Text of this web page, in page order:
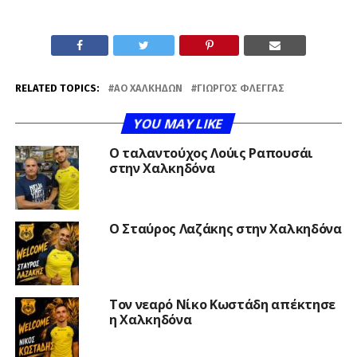
RELATED TOPICS: ΑΟ ΧΑΛΚΗΔΏΝ ΓΙΏΡΓΟΣ ΦΛΈΓΓΑΣ
YOU MAY LIKE
Ο ταλαντούχος Λούις Ραπουσάι
στην Χαλκηδόνα
Ο Σταύρος Λαζάκης στην Χαλκηδόνα
Τον νεαρό Νίκο Κωστάδη απέκτησε
η Χαλκηδόνα